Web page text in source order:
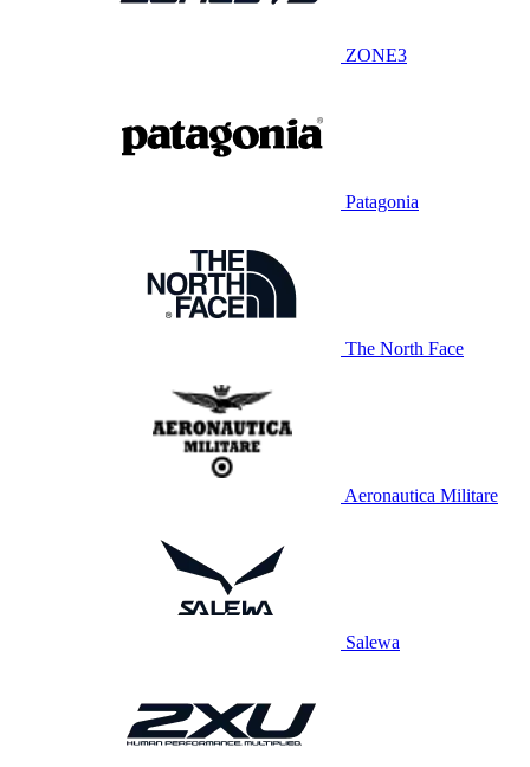
ZONE3
Patagonia
The North Face
Aeronautica Militare
Salewa